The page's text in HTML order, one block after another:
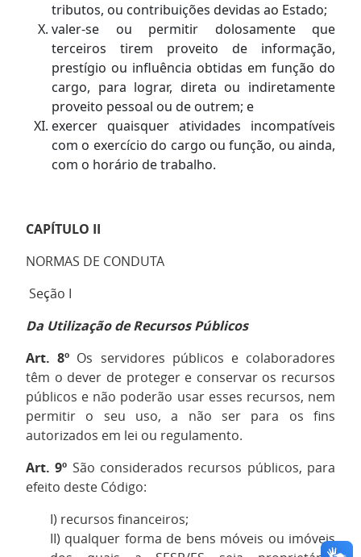
tributos, ou contribuições devidas ao Estado;
valer-se ou permitir dolosamente que
terceiros tirem proveito de informação,
prestígio ou influência obtidas em função do
cargo, para lograr, direta ou indiretamente
proveito pessoal ou de outrem; e
exercer quaisquer atividades incompatíveis
com o exercício do cargo ou função, ou ainda,
com o horário de trabalho.
CAPÍTULO II
NORMAS DE CONDUTA
Seção I
Da Utilização de Recursos Públicos
Art. 8º Os servidores públicos e colaboradores
têm o dever de proteger e conservar os recursos
públicos e não poderão usar esses recursos, nem
permitir o seu uso, a não ser para os fins
autorizados em lei ou regulamento.
Art. 9º São considerados recursos públicos, para
efeito deste Código:
I) recursos financeiros;
II) qualquer forma de bens móveis ou imóveis